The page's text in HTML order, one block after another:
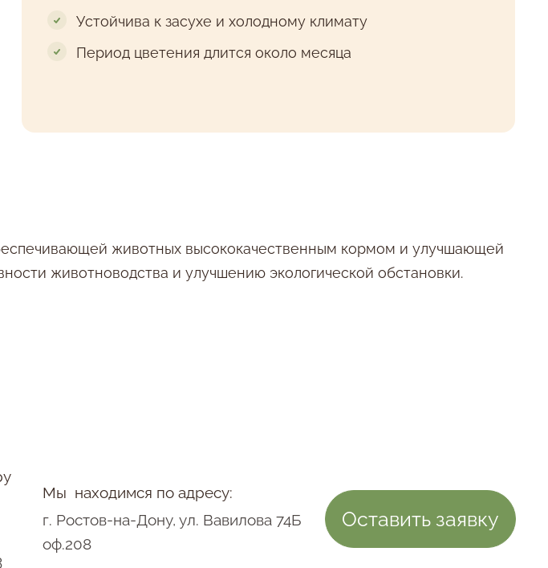
Устойчива к засухе и холодному климату
Период цветения длится около месяца
животных высококачественным кормом и улучшающей
животноводства и улучшению экологической обстановки.
Мы находимся по адресу:
г. Ростов-на-Дону, ул. Вавилова 74Б
оф.208
Оставить заявку